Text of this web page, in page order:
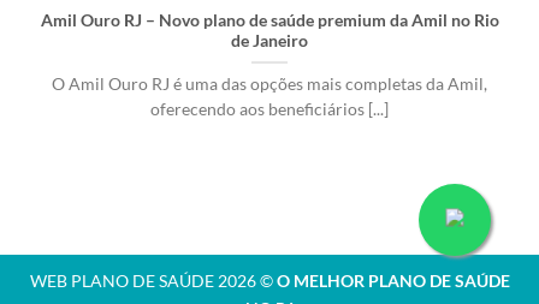
Amil Ouro RJ – Novo plano de saúde premium da Amil no Rio
de Janeiro
O Amil Ouro RJ é uma das opções mais completas da Amil,
oferecendo aos beneficiários [...]
WEB PLANO DE SAÚDE 2026 ©O MELHOR PLANO DE SAÚDE